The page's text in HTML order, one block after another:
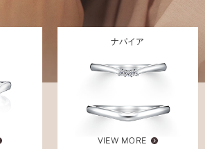
ナパイア
VIEW MORE